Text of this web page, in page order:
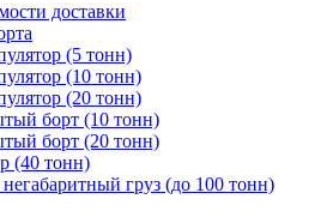
доставки
(5 тонн)
(10 тонн)
(20 тонн)
борт (10 тонн)
борт (20 тонн)
(40 тонн)
груз (до 100 тонн)